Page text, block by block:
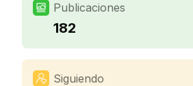
Publicaciones
182
Siguiendo